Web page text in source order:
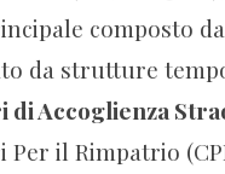
composto
da strutture
di Accoglienza
Per il Rimpatrio